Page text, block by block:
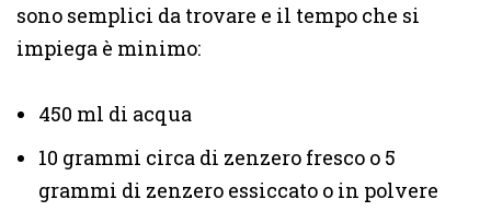
sono semplici da trovare e il tempo che si
impiega è minimo:
450 ml di acqua
10 grammi circa di zenzero fresco o 5
grammi di zenzero essiccato o in polvere